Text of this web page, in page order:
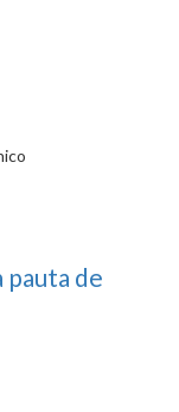
pauta de